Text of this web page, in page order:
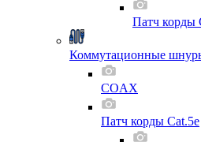
Патч корды
Коммутационные
COAX
Патч корды Cat.5e